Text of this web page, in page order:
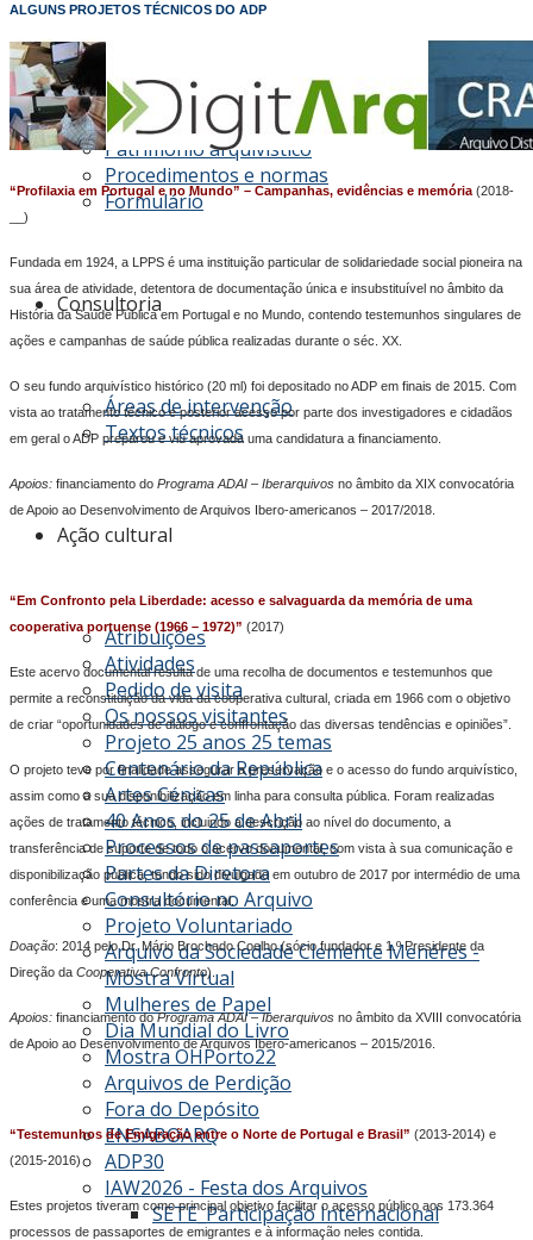
Aquisições
Património arquivístico
Procedimentos e normas
Formulário
Consultoria
Áreas de intervenção
Textos técnicos
Ação cultural
Atribuições
Atividades
Pedido de visita
Os nossos visitantes
Projeto 25 anos 25 temas
Centenário da República
Artes Cénicas
40 Anos do 25 de Abril
Processos de passaportes
Partes da Diretora
Consultório no Arquivo
Projeto Voluntariado
Arquivo da Sociedade Clemente Menéres -
Mostra Virtual
Mulheres de Papel
Dia Mundial do Livro
Mostra OHPorto22
Arquivos de Perdição
Fora do Depósito
ENSABOARQ
ADP30
IAW2026 - Festa dos Arquivos
SETE_Participação Internacional
ALGUNS PROJETOS TÉCNICOS DO ADP
“Profilaxia em Portugal e no Mundo” – Campanhas, evidências e memória (2018-
__)
Fundada em 1924, a LPPS é uma instituição particular de solidariedade social pioneira na
sua área de atividade, detentora de documentação única e insubstituível no âmbito da
História da Saúde Pública em Portugal e no Mundo, contendo testemunhos singulares de
ações e campanhas de saúde pública realizadas durante o séc. XX.
O seu fundo arquivístico histórico (20 ml) foi depositado no ADP em finais de 2015. Com
vista ao tratamento técnico e posterior acesso por parte dos investigadores e cidadãos
em geral o ADP preparou e viu aprovada uma candidatura a financiamento.
Apoios: financiamento do Programa ADAI – Iberarquivos no âmbito da XIX convocatória
de Apoio ao Desenvolvimento de Arquivos Ibero-americanos – 2017/2018.
“Em Confronto pela Liberdade: acesso e salvaguarda da memória de uma
cooperativa portuense (1966 – 1972)” (2017)
Este acervo documental resulta de uma recolha de documentos e testemunhos que
permite a reconstituição da vida da cooperativa cultural, criada em 1966 com o objetivo
de criar “oportunidades de diálogo e confrontação das diversas tendências e opiniões”.
O projeto teve por finalidade assegurar a preservação e o acesso do fundo arquivístico,
assim como a sua disponibilização em linha para consulta pública. Foram realizadas
ações de tratamento técnico, incluindo a descrição ao nível do documento, a
transferência de suporte de todo o acervo documental, com vista à sua comunicação e
disponibilização pública, tendo sido divulgado em outubro de 2017 por intermédio de uma
conferência e uma mostra documental.
Doação: 2014 pelo Dr. Mário Brochado Coelho (sócio fundador e 1.º Presidente da
Direção da Cooperativa Confronto).
Apoios: financiamento doProgramaADAI – Iberarquivos no âmbito da XVIII convocatória
de Apoio ao Desenvolvimento de Arquivos Ibero-americanos – 2015/2016.
“Testemunhos de Emigração entre o Norte de Portugal e Brasil” (2013-2014) e
(2015-2016)
Estes projetos tiveram como principal objetivo facilitar o acesso público aos 173.364
processos de passaportes de emigrantes e à informação neles contida.